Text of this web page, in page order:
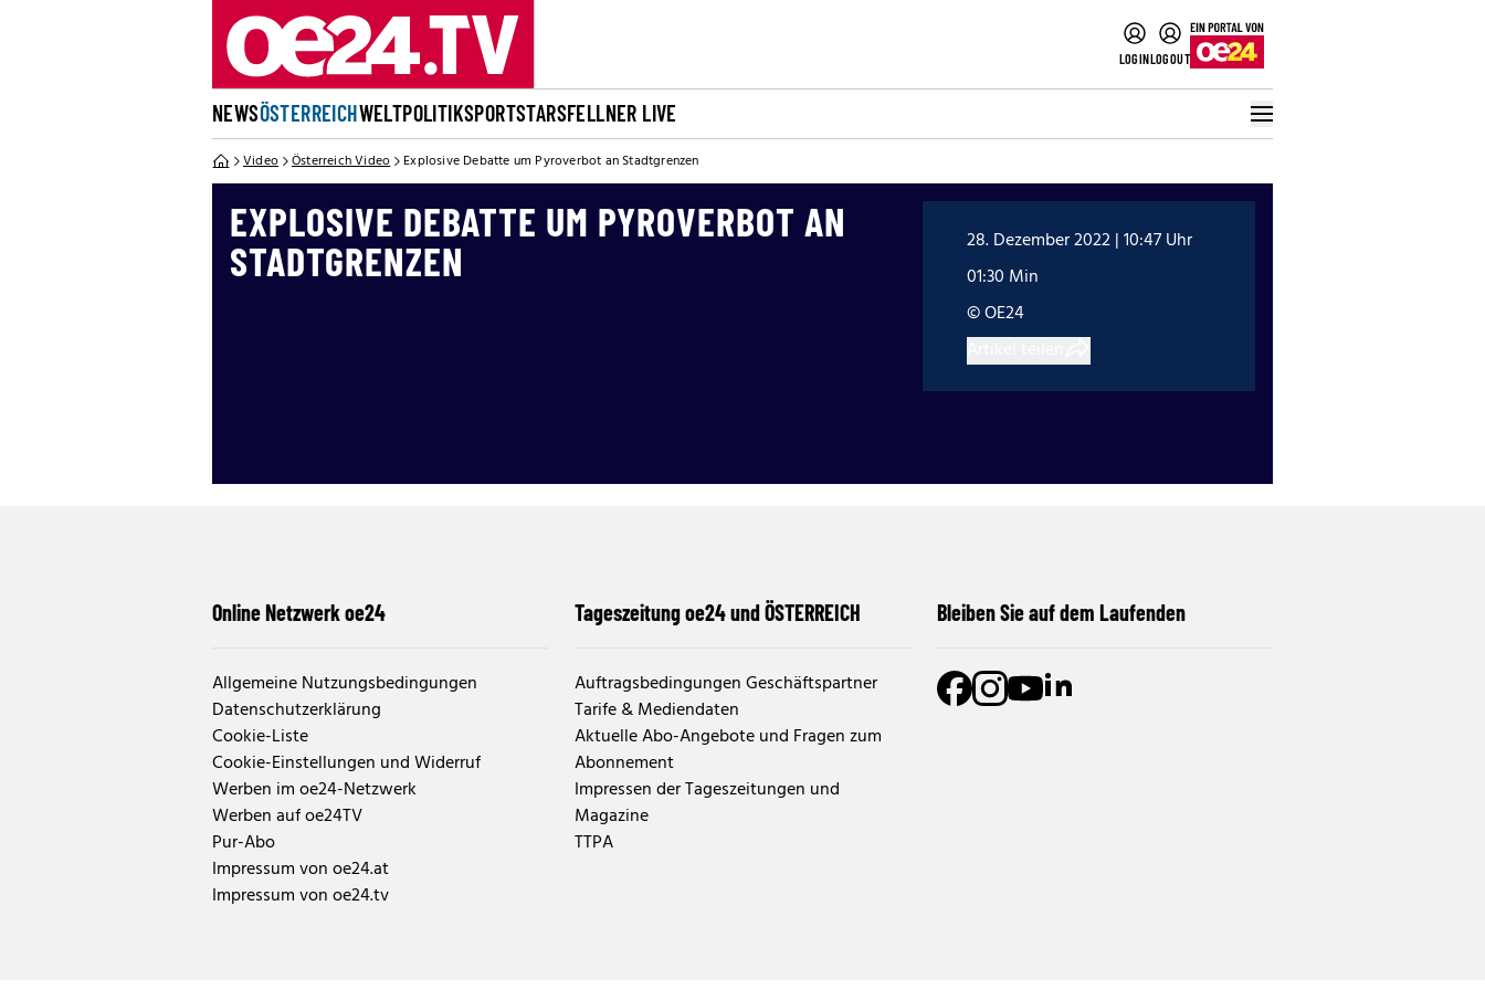
LOGINLOGOUT
NEWSÖSTERREICHWELTPOLITIKSPORTSTARSFELLNER LIVE
Video Österreich Video Explosive Debatte um Pyroverbot an Stadtgrenzen
EXPLOSIVE DEBATTE UM PYROVERBOT AN
STADTGRENZEN
28. Dezember 2022 | 10:47 Uhr
01:30 Min
© OE24
Online Netzwerk oe24
Allgemeine Nutzungsbedingungen
Datenschutzerklärung
Cookie-Liste
Cookie-Einstellungen und Widerruf
Werben im oe24-Netzwerk
Werben auf oe24TV
Pur-Abo
Impressum von oe24.at
Impressum von oe24.tv
Tageszeitung oe24 und ÖSTERREICH
Auftragsbedingungen Geschäftspartner
Tarife & Mediendaten
Aktuelle Abo-Angebote und Fragen zum
Abonnement
Impressen der Tageszeitungen und
Magazine
TTPA
Bleiben Sie auf dem Laufenden